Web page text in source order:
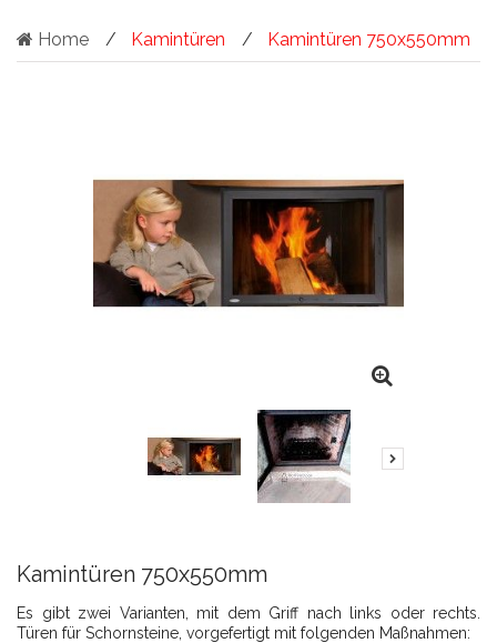
Home Kamintüren Kamintüren 750x550mm
Kamintüren 750x550mm
Es gibt zwei Varianten, mit dem Griff nach links oder rechts.
Türen für Schornsteine, vorgefertigt mit folgenden Maßnahmen: